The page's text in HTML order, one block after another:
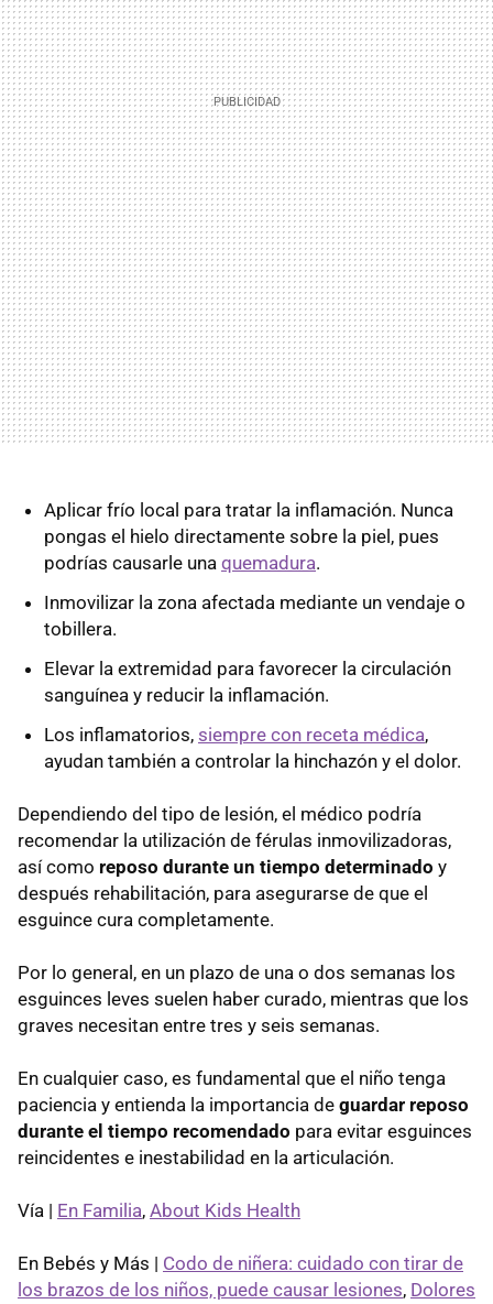
Aplicar frío local para tratar la inflamación. Nunca
pongas el hielo directamente sobre la piel, pues
podrías causarle una quemadura.
Inmovilizar la zona afectada mediante un vendaje o
tobillera.
Elevar la extremidad para favorecer la circulación
sanguínea y reducir la inflamación.
Los inflamatorios, siempre con receta médica,
ayudan también a controlar la hinchazón y el dolor.
Dependiendo del tipo de lesión, el médico podría
recomendar la utilización de férulas inmovilizadoras,
así como reposo durante un tiempo determinado y
después rehabilitación, para asegurarse de que el
esguince cura completamente.
Por lo general, en un plazo de una o dos semanas los
esguinces leves suelen haber curado, mientras que los
graves necesitan entre tres y seis semanas.
En cualquier caso, es fundamental que el niño tenga
paciencia y entienda la importancia de guardar reposo
durante el tiempo recomendado para evitar esguinces
reincidentes e inestabilidad en la articulación.
Vía | En Familia, About Kids Health
En Bebés y Más | Codo de niñera: cuidado con tirar de
los brazos de los niños, puede causar lesiones, Dolores